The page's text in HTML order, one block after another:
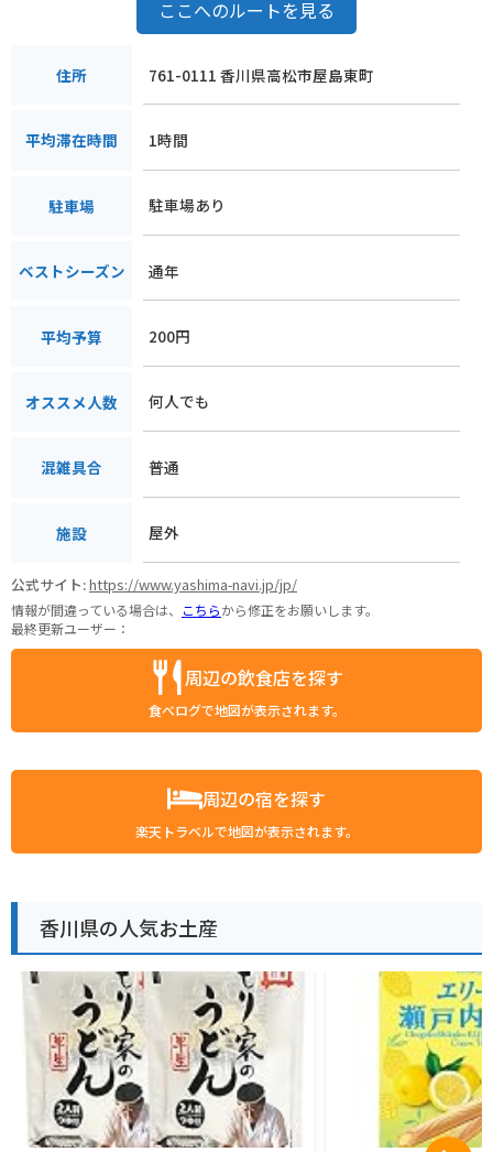
ここへのルートを見る
住所 761-0111 香川県高松市屋島東町
平均滞在時間 1時間
駐車場 駐車場あり
ベストシーズン 通年
平均予算 200円
オススメ人数 何人でも
混雑具合 普通
施設 屋外
公式サイト:https://www.yashima-navi.jp/jp/
情報が間違っている場合は、 こちらから修正をお願いします。
最終更新ユーザー：
周辺の飲食店を探す
食べログで地図が表示されます。
周辺の宿を探す
楽天トラベルで地図が表示されます。
香川県の人気お土産